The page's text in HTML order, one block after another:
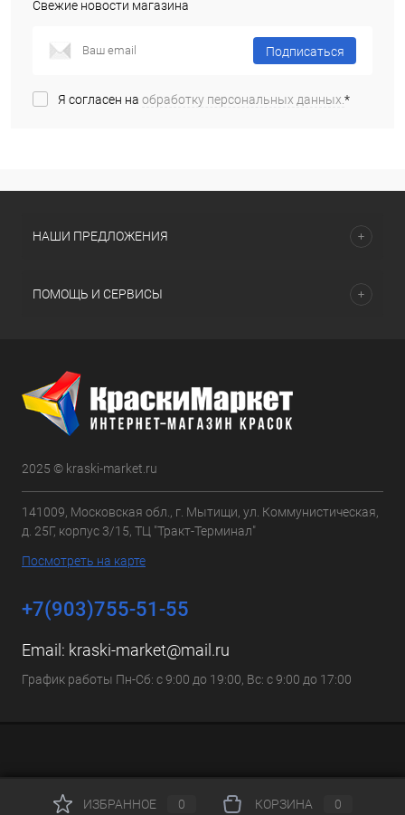
Свежие новости магазина
Подписаться
Я согласен на обработку персональных данных.*
НАШИ ПРЕДЛОЖЕНИЯ
ПОМОЩЬ И СЕРВИСЫ
2025 © kraski-market.ru
141009, Московская обл., г. Мытищи, ул. Коммунистическая,
д. 25Г, корпус 3/15, ТЦ "Тракт-Терминал"
Посмотреть на карте
+7(903)755-51-55
Email: kraski-market@mail.ru
График работы Пн-Сб: с 9:00 до 19:00, Вс: с 9:00 до 17:00
ИЗБРАННОЕ 0 КОРЗИНА 0